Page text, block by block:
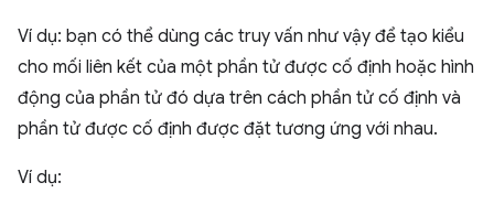
Ví dụ: bạn có thể dùng các truy vấn như vậy để tạo kiểu
cho mối liên kết của một phần tử được cố định hoặc hình
động của phần tử đó dựa trên cách phần tử cố định và
phần tử được cố định được đặt tương ứng với nhau.
Ví dụ: